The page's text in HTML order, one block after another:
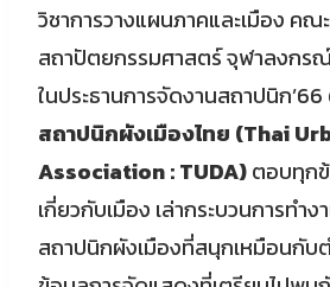
วิชาการวางแผนภาคและเมือง คณะ
สถาปัตยกรรมศาสตร์ จุฬาลงกร
ในประธานการจัดงานสถาปนิก
สถาปนิกผังเมืองไทย (Thai
Association : TUDA)ตอบทุก
เกี่ยวกับเมือง เล่ากระบวนการทำ
สถาปนิกผังเมืองที่สนุกเหมือนกับ